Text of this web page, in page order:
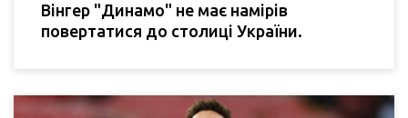
Вінгер "Динамо" не має намірів
повертатися до столиці України.